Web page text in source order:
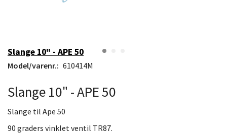
Slange 10" - APE 50
Model/varenr.: 610414M
Slange 10" - APE 50
Slange til Ape 50
90 graders vinklet ventil TR87.